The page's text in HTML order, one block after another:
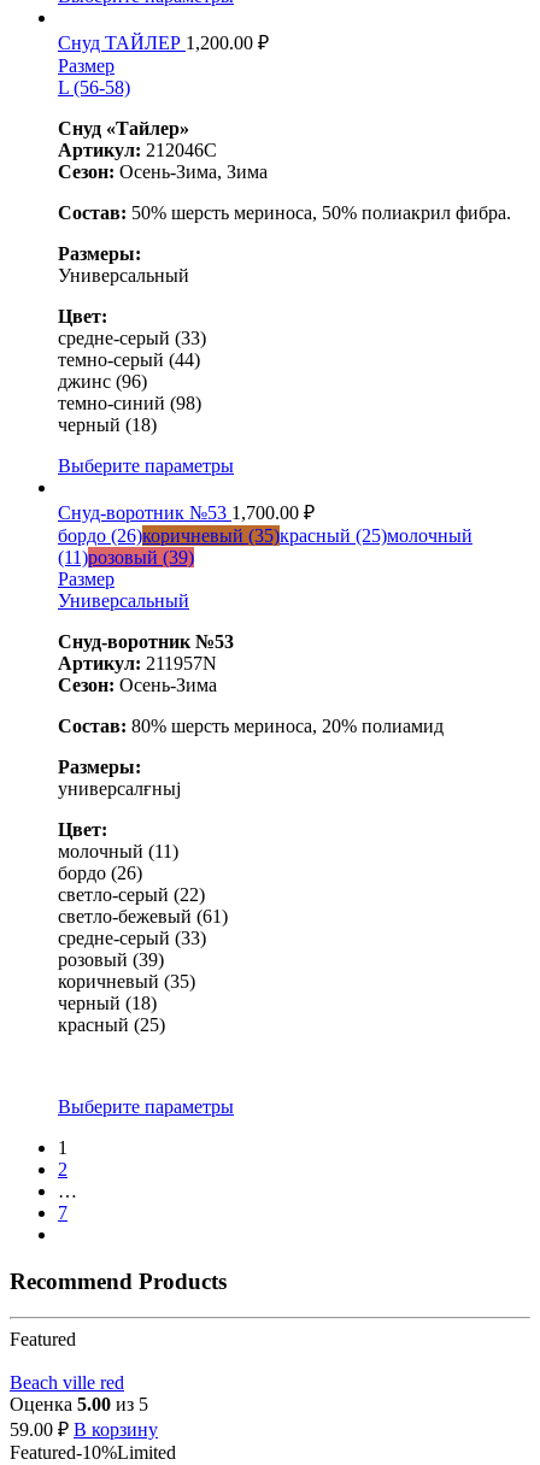
Снуд ТАЙЛЕР 1,200.00 ₽
Размер
L (56-58)
Снуд «Тайлер»
Артикул: 212046C
Сезон: Осень-Зима, Зима
Состав: 50% шерсть мериноса, 50% полиакрил фибра.
Размеры:
Универсальный
Цвет:
средне-серый (33)
темно-серый (44)
джинс (96)
темно-синий (98)
черный (18)
Выберите параметры
Снуд-воротник №53 1,700.00 ₽
бордо (26)коричневый (35)красный (25)молочный
(11)розовый (39)
Размер
Универсальный
Снуд-воротник №53
Артикул: 211957N
Сезон: Осень-Зима
Состав: 80% шерсть мериноса, 20% полиамид
Размеры:
универсалғныј
Цвет:
молочный (11)
бордо (26)
светло-серый (22)
светло-бежевый (61)
средне-серый (33)
розовый (39)
коричневый (35)
черный (18)
красный (25)
Выберите параметры
1
2
…
7
Recommend Products
Featured
Beach ville red
Оценка 5.00 из 5
59.00 ₽ В корзину
Featured-10%Limited